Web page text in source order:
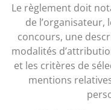
Le règlement doit
de l’organisateur,
concours, une
modalités
et les critères de
mentions